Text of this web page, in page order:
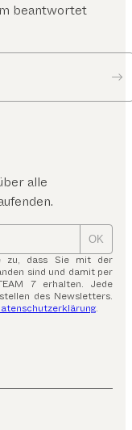
beantwortet
alle
OK
zu, dass Sie mit der
sind und damit per
7 erhalten. Jede
des Newsletters.
.